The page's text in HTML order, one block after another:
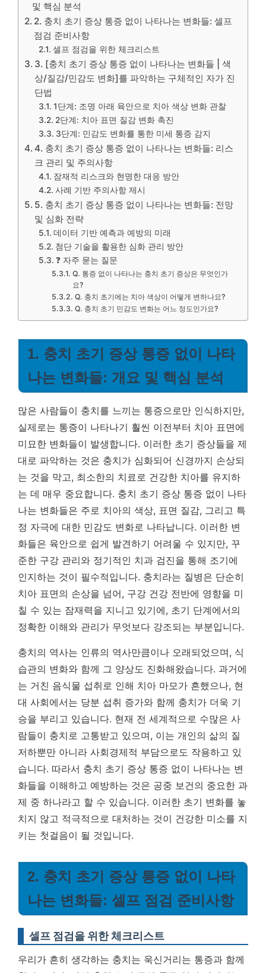
및 핵심 분석
2. 충치 초기 증상 통증 없이 나타나는 변화들: 셀프
점검 준비사항
셀프 점검을 위한 체크리스트
3. [충치 초기 증상 통증 없이 나타나는 변화들 | 색
상/질감/민감도 변화]를 파악하는 구체적인 자가 진
단법
1단계: 조명 아래 육안으로 치아 색상 변화 관찰
2단계: 치아 표면 질감 변화 촉진
3단계: 민감도 변화를 통한 미세 통증 감지
4. 충치 초기 증상 통증 없이 나타나는 변화들: 리스
크 관리 및 주의사항
잠재적 리스크와 현명한 대응 방안
사례 기반 주의사항 제시
5. 충치 초기 증상 통증 없이 나타나는 변화들: 전망
및 심화 전략
데이터 기반 예측과 예방의 미래
첨단 기술을 활용한 심화 관리 방안
❓ 자주 묻는 질문
Q. 통증 없이 나타나는 충치 초기 증상은 무엇인가
요?
Q. 충치 초기에는 치아 색상이 어떻게 변하나요?
Q. 충치 초기 민감도 변화는 어느 정도인가요?
1. 충치 초기 증상 통증 없이 나타
나는 변화들: 개요 및 핵심 분석
많은 사람들이 충치를 느끼는 통증으로만 인식하지만,
실제로는 통증이 나타나기 훨씬 이전부터 치아 표면에
미묘한 변화들이 발생합니다. 이러한 초기 증상들을 제
대로 파악하는 것은 충치가 심화되어 신경까지 손상되
는 것을 막고, 최소한의 치료로 건강한 치아를 유지하
는 데 매우 중요합니다. 충치 초기 증상 통증 없이 나타
나는 변화들은 주로 치아의 색상, 표면 질감, 그리고 특
정 자극에 대한 민감도 변화로 나타납니다. 이러한 변
화들은 육안으로 쉽게 발견하기 어려울 수 있지만, 꾸
준한 구강 관리와 정기적인 치과 검진을 통해 조기에
인지하는 것이 필수적입니다. 충치라는 질병은 단순히
치아 표면의 손상을 넘어, 구강 건강 전반에 영향을 미
칠 수 있는 잠재력을 지니고 있기에, 초기 단계에서의
정확한 이해와 관리가 무엇보다 강조되는 부분입니다.
충치의 역사는 인류의 역사만큼이나 오래되었으며, 식
습관의 변화와 함께 그 양상도 진화해왔습니다. 과거에
는 거친 음식물 섭취로 인해 치아 마모가 흔했으나, 현
대 사회에서는 당분 섭취 증가와 함께 충치가 더욱 기
승을 부리고 있습니다. 현재 전 세계적으로 수많은 사
람들이 충치로 고통받고 있으며, 이는 개인의 삶의 질
저하뿐만 아니라 사회경제적 부담으로도 작용하고 있
습니다. 따라서 충치 초기 증상 통증 없이 나타나는 변
화들을 이해하고 예방하는 것은 공중 보건의 중요한 과
제 중 하나라고 할 수 있습니다. 이러한 초기 변화를 놓
치지 않고 적극적으로 대처하는 것이 건강한 미소를 지
키는 첫걸음이 될 것입니다.
2. 충치 초기 증상 통증 없이 나타
나는 변화들: 셀프 점검 준비사항
셀프 점검을 위한 체크리스트
우리가 흔히 생각하는 충치는 욱신거리는 통증과 함께